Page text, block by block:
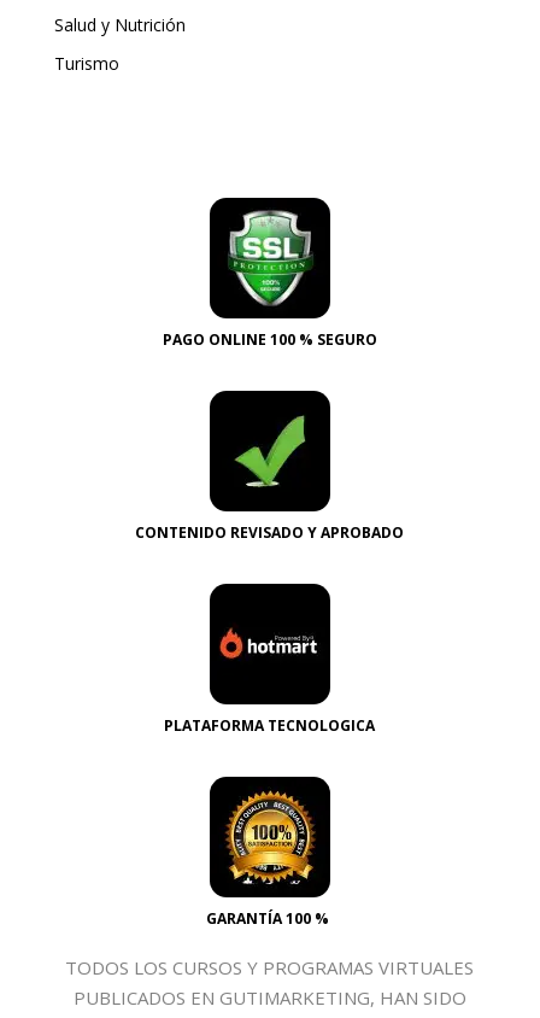
Salud y Nutrición
Turismo
PAGO ONLINE 100 % SEGURO
CONTENIDO REVISADO Y APROBADO
PLATAFORMA TECNOLOGICA
GARANTÍA 100 %
TODOS LOS CURSOS Y PROGRAMAS VIRTUALES
PUBLICADOS EN GUTIMARKETING, HAN SIDO